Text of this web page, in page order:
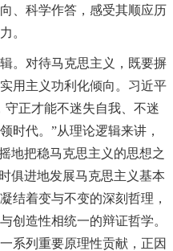
、科学作答，感受其顺应历
。
对待马克思主义，既要摒
用主义功利化倾向。习近平
守正才能不迷失自我、不迷
时代。”从理论逻辑来讲，
地把稳马克思主义的思想之
俱进地发展马克思主义基本
结着变与不变的深刻哲理，
创造性相统一的辩证哲学。
系列重要原理性贡献，正因